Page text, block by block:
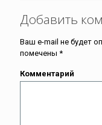
Добавить
Ваш e-mail не будет
помечены *
Комментарий